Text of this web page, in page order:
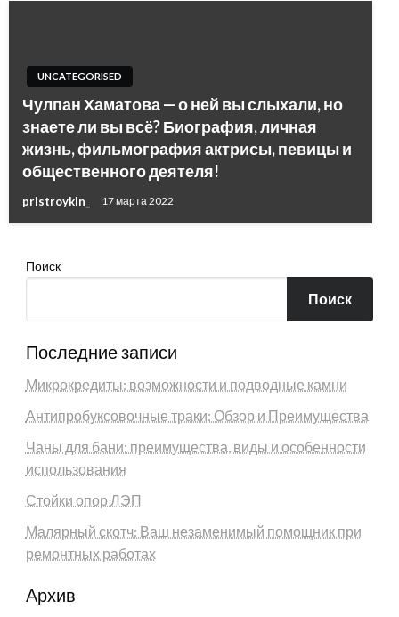
UNCATEGORISED
Чулпан Хаматова — о ней вы слыхали, но
знаете ли вы всё? Биография, личная
жизнь, фильмография актрисы, певицы и
общественного деятеля!
pristroykin_ 17 марта 2022
Поиск
Поиск
Последние записи
Микрокредиты: возможности и подводные камни
Антипробуксовочные траки: Обзор и Преимущества
Чаны для бани: преимущества, виды и особенности
использования
Стойки опор ЛЭП
Малярный скотч: Ваш незаменимый помощник при
ремонтных работах
Архив